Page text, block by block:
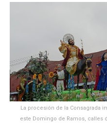
La procesión de la Consagrada
este Domingo de Ramos, calles